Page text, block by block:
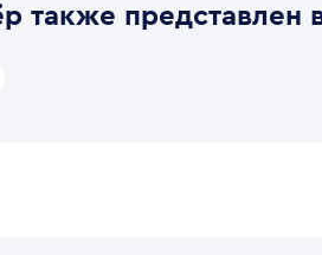
также представлен